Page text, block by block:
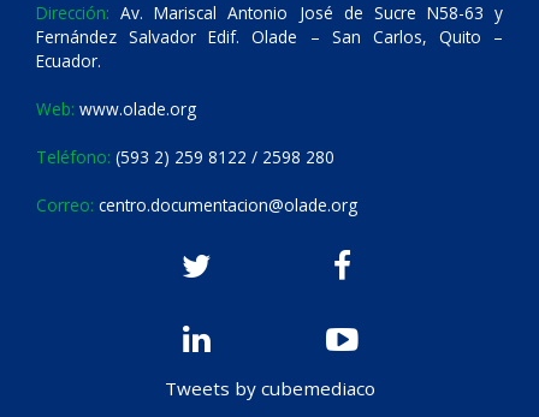
Dirección: Av. Mariscal Antonio José de Sucre N58-63 y
Fernández Salvador Edif. Olade – San Carlos, Quito –
Ecuador.
Web: www.olade.org
Teléfono: (593 2) 259 8122 / 2598 280
Correo: centro.documentacion@olade.org
Tweets by cubemediaco